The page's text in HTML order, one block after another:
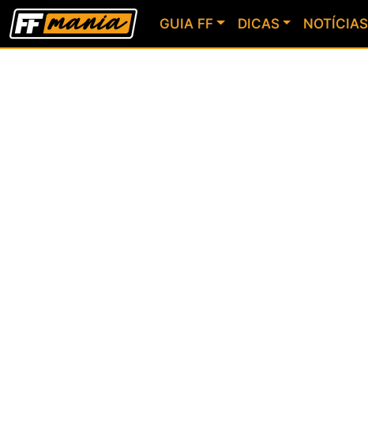
GUIA FF DICAS NOTÍCIAS